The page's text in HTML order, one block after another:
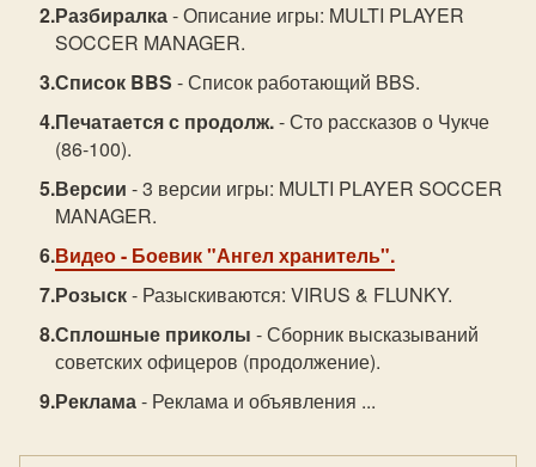
Разбиралка- Описание игры: MULTI PLAYER
SOCCER MANAGER.
Список BBS - Список работающий BBS.
Печатается с продолж.- Сто рассказов о Чукче
(86-100).
Версии - 3 версии игры: MULTI PLAYER SOCCER
MANAGER.
Видео- Боевик "Ангел хранитель".
Розыск- Разыскиваются: VIRUS & FLUNKY.
Сплошные приколы - Сборник высказываний
советских офицеров (продолжение).
Реклама- Реклама и объявления ...